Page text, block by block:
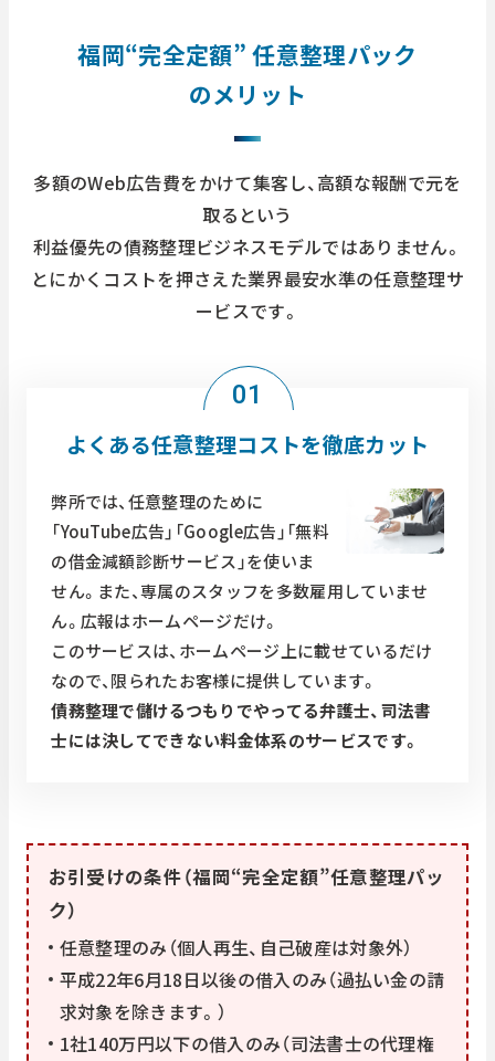
福岡“完全定額” 任意整理パック
のメリット
多額のWeb広告費をかけて集客し、高額な報酬で元を
取るという
利益優先の債務整理ビジネスモデルではありません。
とにかくコストを押さえた業界最安水準の任意整理サ
ービスです。
01
よくある任意整理コストを徹底カット
弊所では、任意整理のために
「YouTube広告」「Google広告」「無料
の借金減額診断サービス」を使いま
せん。また、専属のスタッフを多数雇用していませ
ん。広報はホームページだけ。
このサービスは、ホームページ上に載せているだけ
なので、限られたお客様に提供しています。
債務整理で儲けるつもりでやってる弁護士、司法書
士には決してできない料金体系のサービスです。
お引受けの条件（福岡“完全定額”任意整理パッ
ク）
任意整理のみ（個人再生、自己破産は対象外）
平成22年6月18日以後の借入のみ（過払い金の請
求対象を除きます。）
1社140万円以下の借入のみ（司法書士の代理権